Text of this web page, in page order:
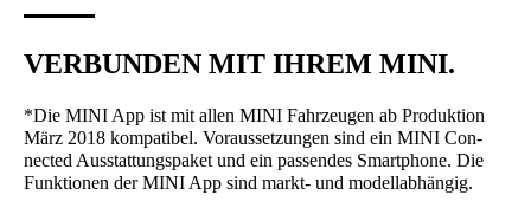
VER­BUN­DEN MIT IHREM MINI.
*Die MINI App ist mit allen MINI Fahr­zeu­gen ab Pro­duk­ti­on
März 2018 kom­pa­ti­bel. Vor­aus­set­zun­gen sind ein MINI Con­
nec­ted Aus­stat­tungs­pa­ket und ein pas­sen­des Smart­phone. Die
Funk­tio­nen der MINI App sind markt- und modell­ab­hän­gig.